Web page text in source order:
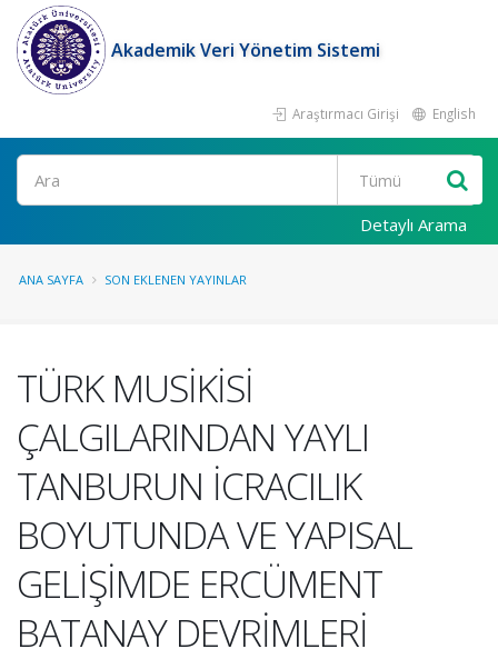
Akademik Veri Yönetim Sistemi
Araştırmacı Girişi English
Ara
Detaylı Arama
ANA SAYFA SON EKLENEN YAYINLAR
TÜRK MUSİKİSİ
ÇALGILARINDAN YAYLI
TANBURUN İCRACILIK
BOYUTUNDA VE YAPISAL
GELİŞİMDE ERCÜMENT
BATANAY DEVRİMLERİ